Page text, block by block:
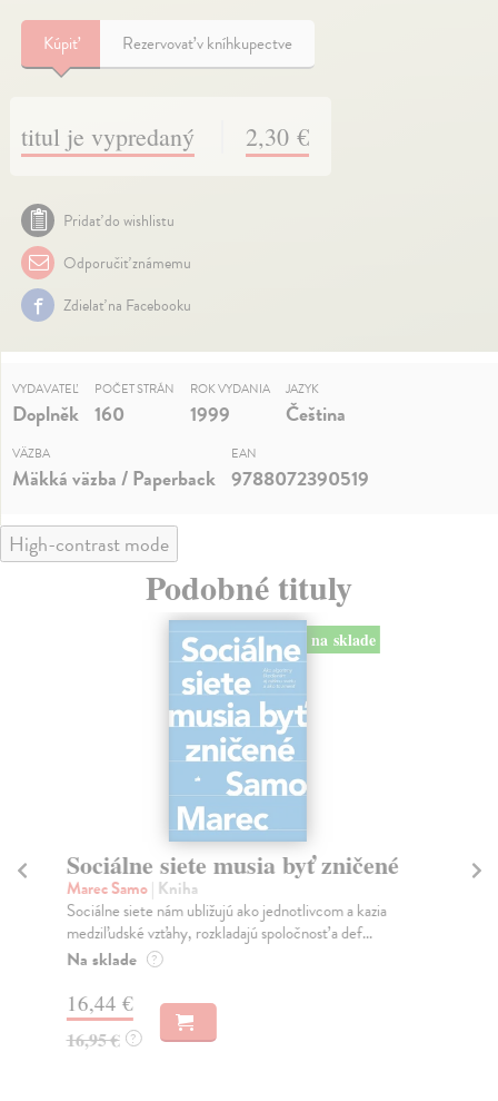
Kúpiť Rezervovať v kníhkupectve
titul je vypredaný 2,30 €
Pridať do wishlistu
Odporučiť známemu
Zdielať na Facebooku
VYDAVATEĽ
Doplněk
POČET STRÁN
160
ROK VYDANIA
1999
JAZYK
Čeština
VÄZBA
Mäkká väzba / Paperback
EAN
9788072390519
High-contrast mode
Podobné tituly
na sklade
Sociálne siete musia byť zničené
Marec Samo| Kniha
Sociálne siete nám ubližujú ako jednotlivcom a kazia
medziľudské vzťahy, rozkladajú spoločnosť a def...
Na sklade ?
16,44 €
16,95 € ?